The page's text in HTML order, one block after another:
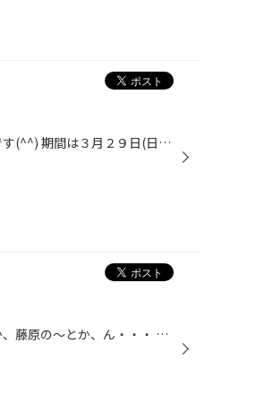
春の安心応援セール☆集中得市 真っ最中のタイヤ館長崎です(^^) 期間は３月２９日(日)まで☆ お得なタイヤが満載です 人気の低燃費タイヤと車種別設計タイヤ を取りそろえております。 タイヤの他にもアルミホイール特価もありますよ！ オイルもバッテリーもタイヤ館におまかせください。 期間中はプ...
先週鎌倉へ行ってきました。 初鎌倉です(^^) 足利の～とか、藤原の～とか、ん・・・ 建物の入口に書いてある説明を見ても ピンとこないのは 歴史が苦手だった証拠ですよね。 小さい頃に来ていれば、 歴史に興味が湧いていたんだろうな(^^) 数々のお寺巡りと鎌倉の大仏に挨拶をして 由比ヶ浜の海岸で...